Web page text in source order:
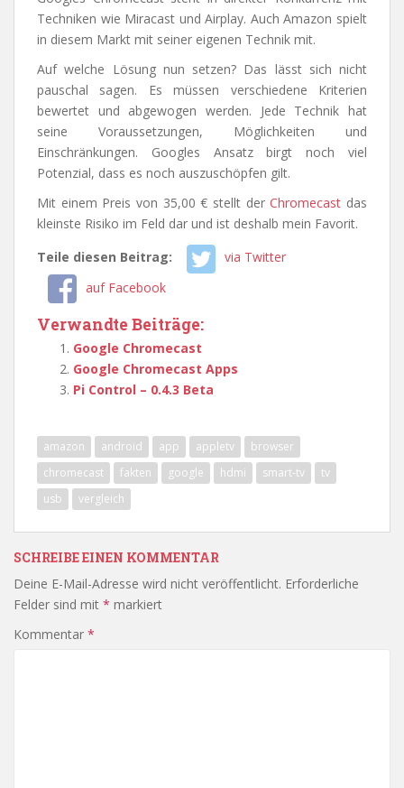
Techniken wie Miracast und Airplay. Auch Amazon spielt
in diesem Markt mit seiner eigenen Technik mit.
Auf welche Lösung nun setzen? Das lässt sich nicht
pauschal sagen. Es müssen verschiedene Kriterien
bewertet und abgewogen werden. Jede Technik hat
seine Voraussetzungen, Möglichkeiten und
Einschränkungen. Googles Ansatz birgt noch viel
Potenzial, dass es noch auszuschöpfen gilt.
Mit einem Preis von 35,00 € stellt derChromecast das
kleinste Risiko im Feld dar und ist deshalb mein Favorit.
Teile diesen Beitrag:
via Twitter
auf Facebook
Verwandte Beiträge:
Google Chromecast
Google Chromecast Apps
Pi Control – 0.4.3 Beta
amazon android app appletv
browser
chromecast
fakten google hdmi smart-tv
tv
usb
vergleich
SCHREIBE EINEN KOMMENTAR
Deine E-Mail-Adresse wird nicht veröffentlicht. Erforderliche
Felder sind mit * markiert
Kommentar *